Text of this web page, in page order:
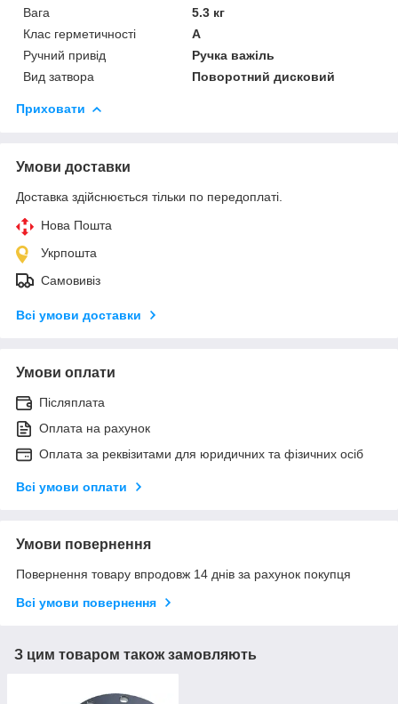
Вага
5.3 кг
Клас герметичності
А
Ручний привід
Ручка важіль
Вид затвора
Поворотний дисковий
Приховати
Умови доставки
Доставка здійснюється тільки по передоплаті.
Нова Пошта
Укрпошта
Самовивіз
Всі умови доставки
Умови оплати
Післяплата
Оплата на рахунок
Оплата за реквізитами для юридичних та фізичних осіб
Всі умови оплати
Умови повернення
Повернення товару впродовж 14 днів за рахунок покупця
Всі умови повернення
З цим товаром також замовляють